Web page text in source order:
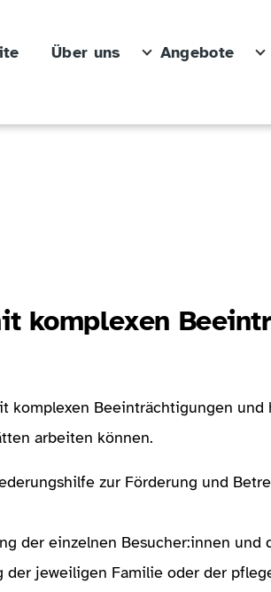
Über uns Angebote
im KBV
Unternavigation von TermineUnternavigation von Gutes
komplexen
Beeinträchtigungen
arbeiten können.
zur Förderung und
der einzelnen Besucher:innen
jeweiligen Familie oder der